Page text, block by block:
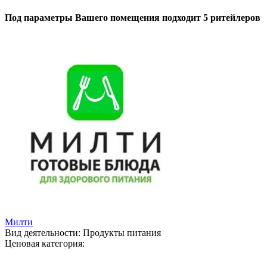
Под параметры Вашего помещения подходит 5 ритейлеров
Милти
Вид деятельности: Продукты питания
Ценовая категория: